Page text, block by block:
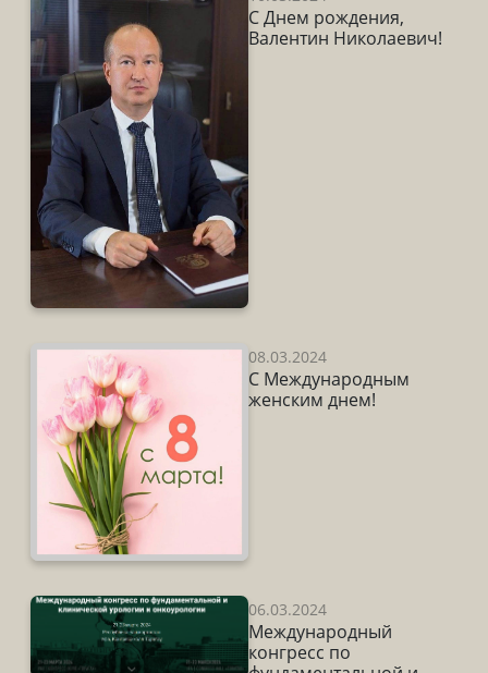
С Днем рождения,
Валентин Николаевич!
08.03.2024
С Международным
женским днем!
06.03.2024
Международный
конгресс по